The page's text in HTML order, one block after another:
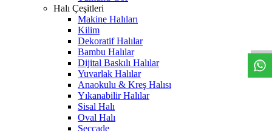
Halı Çeşitleri
Makine Halıları
Kilim
Dekoratif Halılar
Bambu Halılar
Dijital Baskılı Halılar
Yuvarlak Halılar
Anaokulu & Kreş Halısı
Yıkanabilir Halılar
Sisal Halı
Oval Halı
Seccade